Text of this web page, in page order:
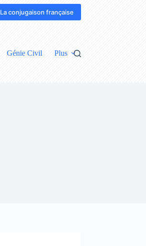
La conjugaison française
Génie Civil Plus